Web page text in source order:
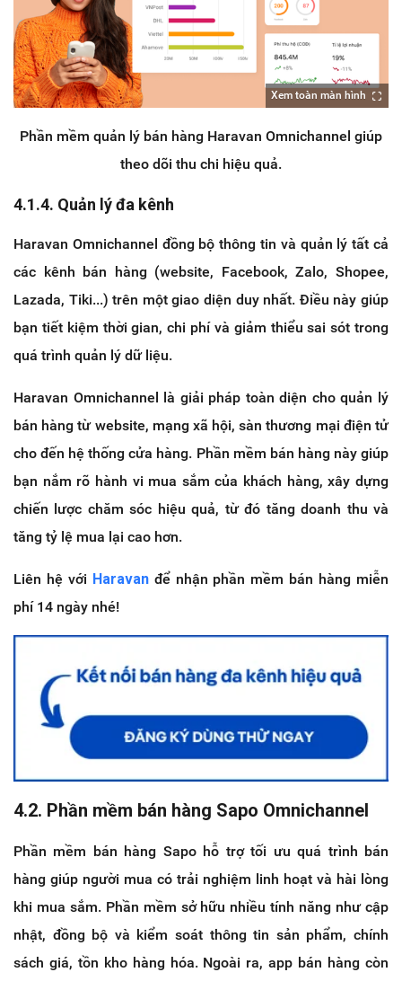
Xem toàn màn hình
Phần mềm quản lý bán hàng Haravan Omnichannel giúp
theo dõi thu chi hiệu quả.
4.1.4. Quản lý đa kênh
Haravan Omnichannel đồng bộ thông tin và quản lý tất cả
các kênh bán hàng (website, Facebook, Zalo, Shopee,
Lazada, Tiki...) trên một giao diện duy nhất. Điều này giúp
bạn tiết kiệm thời gian, chi phí và giảm thiểu sai sót trong
quá trình quản lý dữ liệu.
Haravan Omnichannel là giải pháp toàn diện cho quản lý
bán hàng từ website, mạng xã hội, sàn thương mại điện tử
cho đến hệ thống cửa hàng. Phần mềm bán hàng này giúp
bạn nắm rõ hành vi mua sắm của khách hàng, xây dựng
chiến lược chăm sóc hiệu quả, từ đó tăng doanh thu và
tăng tỷ lệ mua lại cao hơn.
Liên hệ với Haravanđể nhận phần mềm bán hàng miễn
phí 14 ngày nhé!
4.2. Phần mềm bán hàng Sapo Omnichannel
Phần mềm bán hàng Sapo hỗ trợ tối ưu quá trình bán
hàng giúp người mua có trải nghiệm linh hoạt và hài lòng
khi mua sắm. Phần mềm sở hữu nhiều tính năng như cập
nhật, đồng bộ và kiểm soát thông tin sản phẩm, chính
sách giá, tồn kho hàng hóa. Ngoài ra, app bán hàng còn